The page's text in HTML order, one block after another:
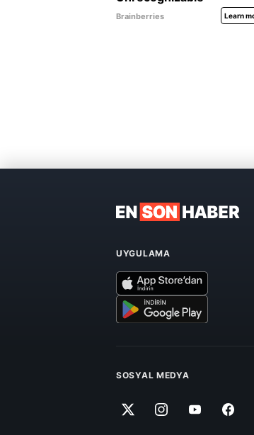
UYGULAMA
SOSYAL MEDYA